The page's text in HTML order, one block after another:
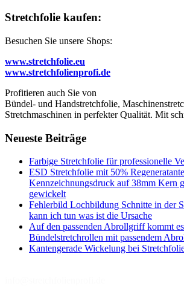
Stretchfolie kaufen:
Besuchen Sie unsere Shops:
www.stretchfolie.eu
www.stretchfolienprofi.de
Profitieren auch Sie von
Bündel- und Handstretchfolie,
Stretchmaschinen in perfekter Qualität. Mit
Neueste Beiträge
Farbige Stretchfolie für professionelle
ESD Stretchfolie mit 50%
Kennzeichnungsdruck auf 38mm Kern
gewickelt
Fehlerbild Lochbildung Schnitte in der
kann ich tun was ist die Ursache
Auf den passenden Abrollgriff kommt
Bündelstretchrollen mit passendem
Kantengerade Wickelung bei